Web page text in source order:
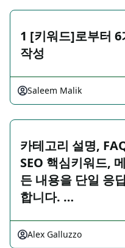
1 [키워드]로부터
작성
Saleem Malik
카테고리 설명,
SEO 핵심키워드,
든 내용을 단일 응
합니다. …
Alex Galluzzo